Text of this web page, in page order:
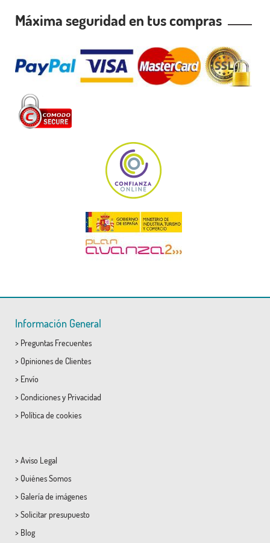
Máxima seguridad en tus compras
Información General
> Preguntas Frecuentes
> Opiniones de Clientes
> Envío
> Condicionesy Privacidad
> Política de cookies
> Aviso Legal
> Quiénes Somos
> Galería de imágenes
> Solicitar presupuesto
> Blog